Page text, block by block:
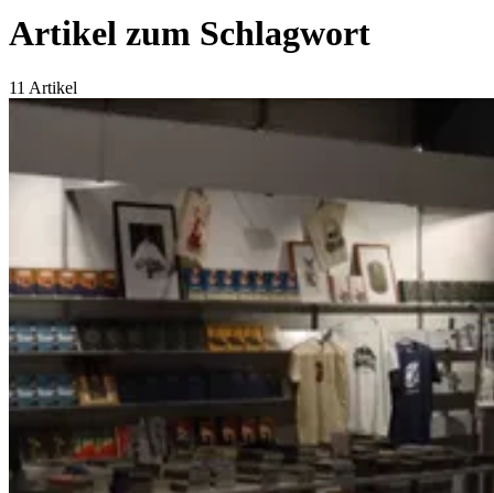
Artikel zum Schlagwort
11 Artikel